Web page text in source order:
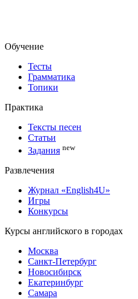
Обучение
Тесты
Грамматика
Топики
Практика
Тексты песен
Статьи
Задания new
Развлечения
Журнал «English4U»
Игры
Конкурсы
Курсы английского в городах
Москва
Санкт-Петербург
Новосибирск
Екатеринбург
Самара